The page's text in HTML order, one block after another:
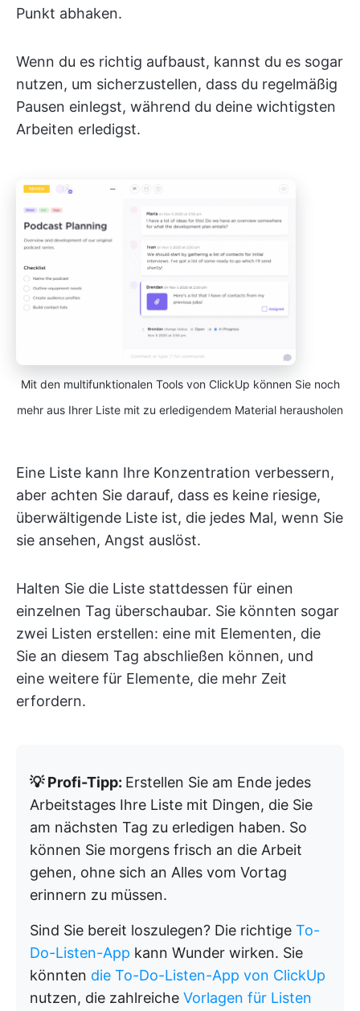
Punkt abhaken.
Wenn du es richtig aufbaust, kannst du es sogar
nutzen, um sicherzustellen, dass du regelmäßig
Pausen einlegst, während du deine wichtigsten
Arbeiten erledigst.
Mit den multifunktionalen Tools von ClickUp können Sie noch
mehr aus Ihrer Liste mit zu erledigendem Material herausholen
Eine Liste kann Ihre Konzentration verbessern,
aber achten Sie darauf, dass es keine riesige,
überwältigende Liste ist, die jedes Mal, wenn Sie
sie ansehen, Angst auslöst.
Halten Sie die Liste stattdessen für einen
einzelnen Tag überschaubar. Sie könnten sogar
zwei Listen erstellen: eine mit Elementen, die
Sie an diesem Tag abschließen können, und
eine weitere für Elemente, die mehr Zeit
erfordern.
💡 Profi-Tipp: Erstellen Sie am Ende jedes
Arbeitstages Ihre Liste mit Dingen, die Sie
am nächsten Tag zu erledigen haben. So
können Sie morgens frisch an die Arbeit
gehen, ohne sich an Alles vom Vortag
erinnern zu müssen.
Sind Sie bereit loszulegen? Die richtige To-
Do-Listen-App kann Wunder wirken. Sie
könnten die To-Do-Listen-App von ClickUp
nutzen, die zahlreiche Vorlagen für Listen